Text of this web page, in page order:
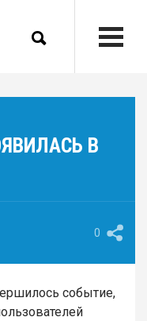
В
0
событие,